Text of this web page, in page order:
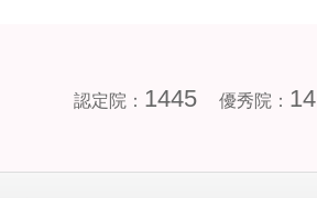
認定院： 1445 優秀院： 14